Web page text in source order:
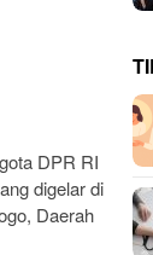
DPR RI
digelar di
Daerah